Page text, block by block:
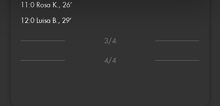
11:0 Rosa K., 26’
12:0 Luisa B., 29’
3/4
4/4